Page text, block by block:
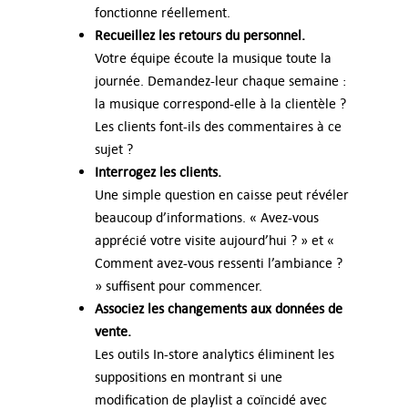
fonctionne réellement.
Recueillez les retours du personnel.
Votre équipe écoute la musique toute la
journée. Demandez-leur chaque semaine :
la musique correspond-elle à la clientèle ?
Les clients font-ils des commentaires à ce
sujet ?
Interrogez les clients.
Une simple question en caisse peut révéler
beaucoup d’informations. « Avez-vous
apprécié votre visite aujourd’hui ? » et «
Comment avez-vous ressenti l’ambiance ?
» suffisent pour commencer.
Associez les changements aux données de
vente.
Les outils In-store analytics éliminent les
suppositions en montrant si une
modification de playlist a coïncidé avec